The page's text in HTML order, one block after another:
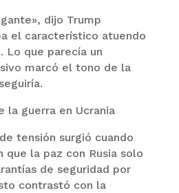
dijo Trump
el característico atuendo
Lo que parecía un
marcó el tono de la
la guerra en Ucrania
tensión surgió cuando
que la paz con Rusia solo
de seguridad por
contrastó con la